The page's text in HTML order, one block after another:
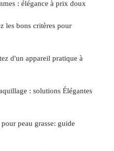
: élégance à prix doux
les bons critères pour
d'un appareil pratique à
: solutions Élégantes
peau grasse: guide